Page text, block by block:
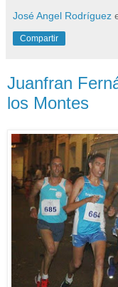
José Angel Rodríguez
Compartir
Juanfran
los Montes